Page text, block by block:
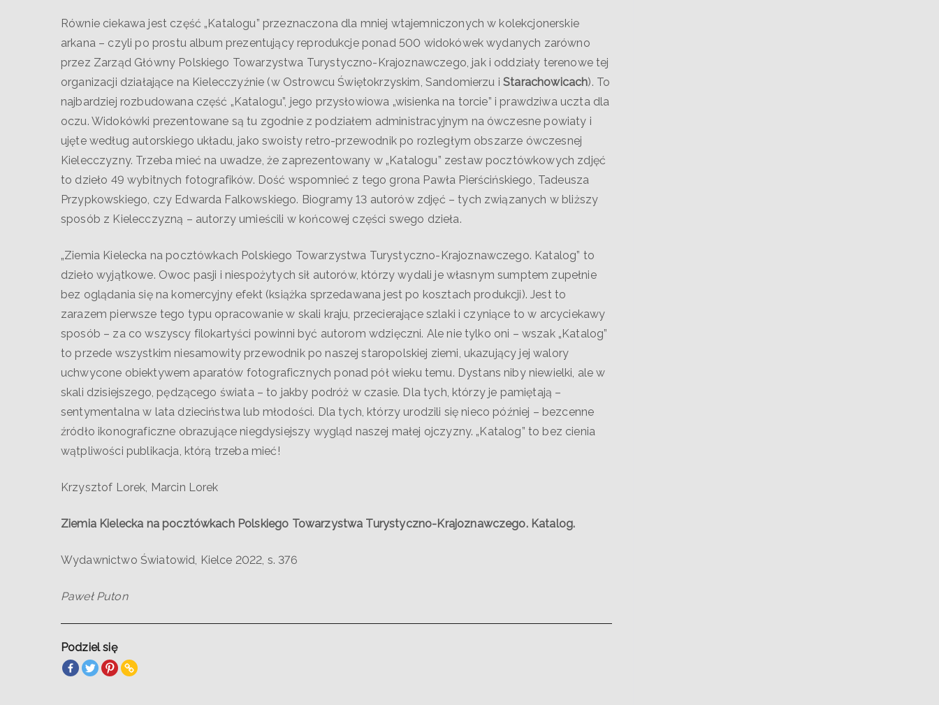
Równie ciekawa jest część „Katalogu” przeznaczona dla mniej wtajemniczonych w kolekcjonerskie
arkana – czyli po prostu album prezentujący reprodukcje ponad 500 widokówek wydanych zarówno
przez Zarząd Główny Polskiego Towarzystwa Turystyczno-Krajoznawczego, jak i oddziały terenowe tej
organizacji działające na Kielecczyźnie (w Ostrowcu Świętokrzyskim, Sandomierzu iStarachowicach). To
najbardziej rozbudowana część „Katalogu”, jego przysłowiowa „wisienka na torcie” i prawdziwa uczta dla
oczu. Widokówki prezentowane są tu zgodnie z podziałem administracyjnym na ówczesne powiaty i
ujęte według autorskiego układu, jako swoisty retro-przewodnik po rozległym obszarze ówczesnej
Kielecczyzny. Trzeba mieć na uwadze, że zaprezentowany w „Katalogu” zestaw pocztówkowych zdjęć
to dzieło 49 wybitnych fotografików. Dość wspomnieć z tego grona Pawła Pierścińskiego, Tadeusza
Przypkowskiego, czy Edwarda Falkowskiego. Biogramy 13 autorów zdjęć – tych związanych w bliższy
sposób z Kielecczyzną – autorzy umieścili w końcowej części swego dzieła.
„Ziemia Kielecka na pocztówkach Polskiego Towarzystwa Turystyczno-Krajoznawczego. Katalog” to
dzieło wyjątkowe. Owoc pasji i niespożytych sił autorów, którzy wydali je własnym sumptem zupełnie
bez oglądania się na komercyjny efekt (książka sprzedawana jest po kosztach produkcji). Jest to
zarazem pierwsze tego typu opracowanie w skali kraju, przecierające szlaki i czyniące to w arcyciekawy
sposób – za co wszyscy filokartyści powinni być autorom wdzięczni. Ale nie tylko oni – wszak „Katalog”
to przede wszystkim niesamowity przewodnik po naszej staropolskiej ziemi, ukazujący jej walory
uchwycone obiektywem aparatów fotograficznych ponad pół wieku temu. Dystans niby niewielki, ale w
skali dzisiejszego, pędzącego świata – to jakby podróż w czasie. Dla tych, którzy je pamiętają –
sentymentalna w lata dzieciństwa lub młodości. Dla tych, którzy urodzili się nieco później – bezcenne
źródło ikonograficzne obrazujące niegdysiejszy wygląd naszej małej ojczyzny. „Katalog” to bez cienia
wątpliwości publikacja, którą trzeba mieć!
Krzysztof Lorek, Marcin Lorek
Ziemia Kielecka na pocztówkach Polskiego Towarzystwa Turystyczno-Krajoznawczego. Katalog.
Wydawnictwo Światowid, Kielce 2022, s. 376
Paweł Puton
Podziel się